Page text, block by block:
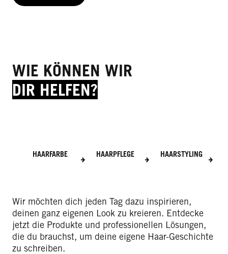
WIE KÖNNEN WIR
DIR HELFEN?
HAARFARBE HAARPFLEGE HAARSTYLING
Wir möchten dich jeden Tag dazu inspirieren,
deinen ganz eigenen Look zu kreieren. Entdecke
jetzt die Produkte und professionellen Lösungen,
die du brauchst, um deine eigene Haar-Geschichte
zu schreiben.